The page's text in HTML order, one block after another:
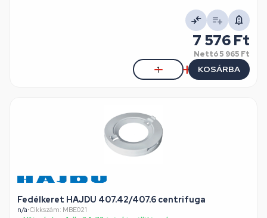
7 576 Ft
Nettó5 965 Ft
KOSÁRBA
Fedélkeret HAJDU 407.42/407.6 centrifuga
n/a•Cikkszám: MBE021